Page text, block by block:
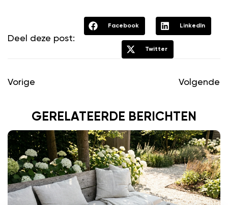
Deel deze post:
Facebook LinkedIn
Twitter
Vorige Volgende
GERELATEERDE BERICHTEN